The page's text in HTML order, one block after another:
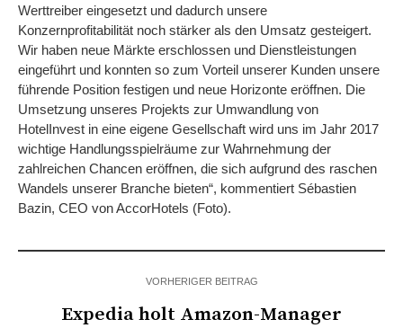
Werttreiber eingesetzt und dadurch unsere
Konzernprofitabilität noch stärker als den Umsatz gesteigert.
Wir haben neue Märkte erschlossen und Dienstleistungen
eingeführt und konnten so zum Vorteil unserer Kunden unsere
führende Position festigen und neue Horizonte eröffnen. Die
Umsetzung unseres Projekts zur Umwandlung von
HotelInvest in eine eigene Gesellschaft wird uns im Jahr 2017
wichtige Handlungsspielräume zur Wahrnehmung der
zahlreichen Chancen eröffnen, die sich aufgrund des raschen
Wandels unserer Branche bieten“, kommentiert Sébastien
Bazin, CEO von AccorHotels (Foto).
VORHERIGER BEITRAG
Expedia holt Amazon-Manager